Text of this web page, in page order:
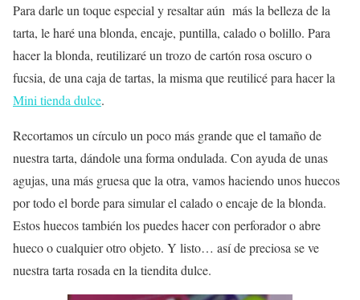
Para darle un toque especial y resaltar aún más la belleza de la
tarta, le haré una blonda, encaje, puntilla, calado o bolillo. Para
hacer la blonda, reutilizaré un trozo de cartón rosa oscuro o
fucsia, de una caja de tartas, la misma que reutilicé para hacer la
Mini tienda dulce.
Recortamos un círculo un poco más grande que el tamaño de
nuestra tarta, dándole una forma ondulada. Con ayuda de unas
agujas, una más gruesa que la otra, vamos haciendo unos huecos
por todo el borde para simular el calado o encaje de la blonda.
Estos huecos también los puedes hacer con perforador o abre
hueco o cualquier otro objeto. Y listo… así de preciosa se ve
nuestra tarta rosada en la tiendita dulce.